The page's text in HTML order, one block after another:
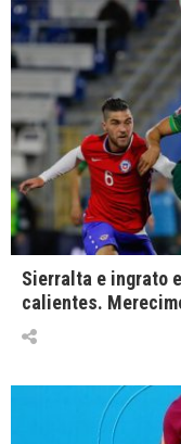
Sierralta e ingrato
calientes.